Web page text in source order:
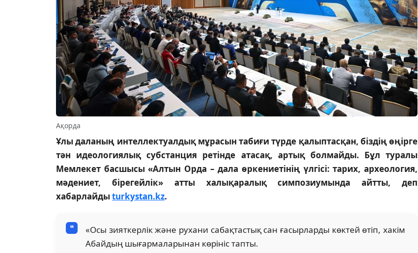
Ақорда
Ұлы даланың интеллектуалдық мұрасын табиғи түрде қалыптасқан, біздің өңірге
тән идеологиялық субстанция ретінде атасақ, артық болмайды. Бұл туралы
Мемлекет басшысы «Алтын Орда – дала өркениетінің үлгісі: тарих, археология,
мәдениет, бірегейлік» атты халықаралық симпозиумында айтты, деп
хабарлайдыturkystan.kz.
«Осы зияткерлік және рухани сабақтастық сан ғасырларды көктей өтіп, хакім
Абайдың шығармаларынан көрініс тапты.